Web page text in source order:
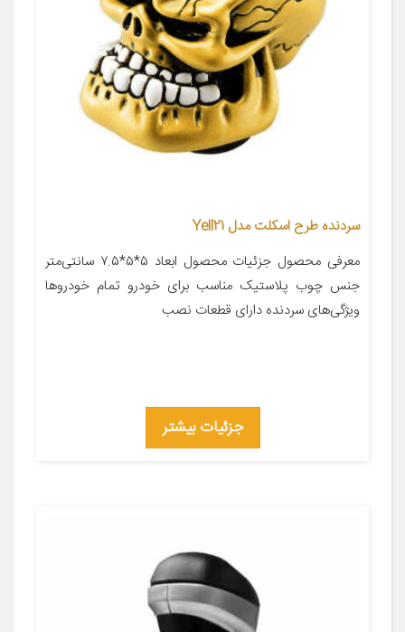
سردنده طرح اسکلت مدل Yell21
معرفی محصول جزئیات محصول ابعاد ۵*۵*۷.۵ سانتی‌متر
جنس چوب پلاستیک مناسب برای خودرو تمام خودروها
ویژگی‌های سردنده دارای قطعات نصب
جزئیات بیشتر